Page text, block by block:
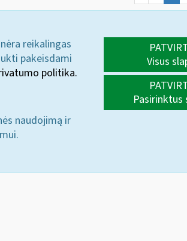
reikalingas
pakeisdami
politika.
naudojimą ir
Visus
Pasirinktus